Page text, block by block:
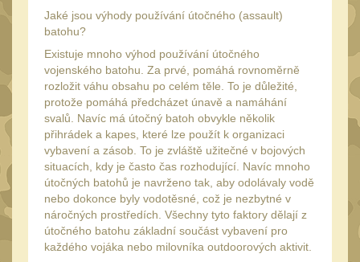
AK479
.22
.223 (5.56mm)8
.243 .260 (6.5mm)7
.270 .280 (7mm)
.30 .308 (7.62mm)11
12GA, 20GA 10
.40 .41 6
.44 .45 6
Jaké jsou výhody používání útočného (assault)
batohu?
Existuje mnoho výhod používání útočného
vojenského batohu. Za prvé, pomáhá rovnoměrně
rozložit váhu obsahu po celém těle. To je důležité,
protože pomáhá předcházet únavě a namáhání
svalů. Navíc má útočný batoh obvykle několik
přihrádek a kapes, které lze použít k organizaci
vybavení a zásob. To je zvláště užitečné v bojových
situacích, kdy je často čas rozhodující. Navíc mnoho
útočných batohů je navrženo tak, aby odolávaly vodě
nebo dokonce byly vodotěsné, což je nezbytné v
náročných prostředích. Všechny tyto faktory dělají z
útočného batohu základní součást vybavení pro
každého vojáka nebo milovníka outdoorových aktivit.